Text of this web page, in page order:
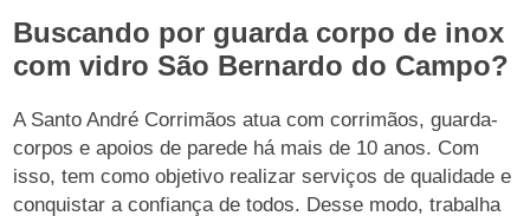
Buscando por guarda corpo de inox
com vidro São Bernardo do Campo?
A Santo André Corrimãos atua com corrimãos, guarda-
corpos e apoios de parede há mais de 10 anos. Com
isso, tem como objetivo realizar serviços de qualidade e
conquistar a confiança de todos. Desse modo, trabalha